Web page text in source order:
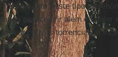
deste tipo de
parecem ir além do calor
chuvas torrenciais e